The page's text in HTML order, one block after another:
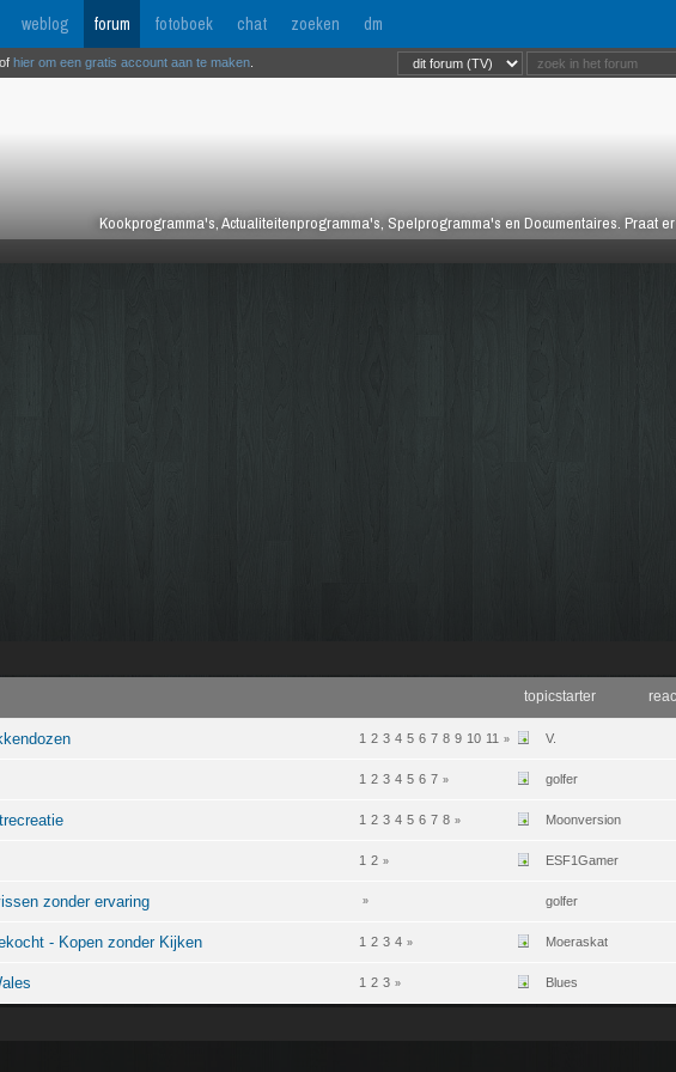
weblog forum fotoboek chat zoeken dm
Kookprogramma's, Actualiteitenprogramma's, Spelprogramma's en Documentaires. Praat
of hier om een gratis account aan te maken
topicstarter
1 2 3 4 5 6 7 8 9 10 11 » V.
1 2 3 4 5 6 7 » golfer
1 2 3 4 5 6 7 8 » Moonversion
1 2 » ESF1Gamer
zonder ervaring » golfer
- Kopen zonder Kijken 1 2 3 4 » Moeraskat
1 2 3 » Blues